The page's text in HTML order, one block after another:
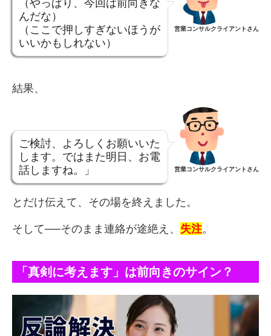
（やっぱり、今回は前向きな
んだな）
（ここで押しすぎないほうが
いいかもしれない）
営業コンサルクライアントさん
結果、
ご検討、よろしくお願いいた
します。ではまた明日、お電
話しますね。」
営業コンサルクライアントさん
とだけ伝えて、その場を終えました。
そして──そのまま連絡が途絶え、 失注。
「真剣に考えます」は前向きのサイン？